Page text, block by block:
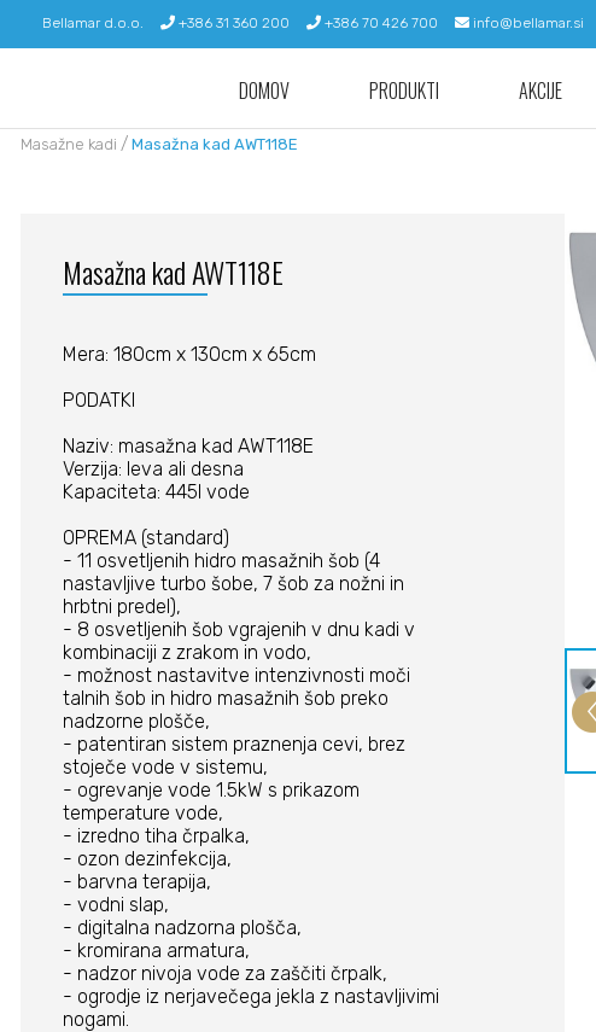
Bellamar d.o.o. +386 31 360 200 +386 70 426 700 info@bellamar.si
DOMOV PRODUKTI AKCIJE
Masažne kadi / Masažna kad AWT118E
Masažna kad AWT118E
Mera: 180cm x 130cm x 65cm
PODATKI
Naziv: masažna kad AWT118E
Verzija: leva ali desna
Kapaciteta: 445l vode
OPREMA (standard)
- 11 osvetljenih hidro masažnih šob (4
nastavljive turbo šobe, 7 šob za nožni in
hrbtni predel),
- 8 osvetljenih šob vgrajenih v dnu kadi v
kombinaciji z zrakom in vodo,
- možnost nastavitve intenzivnosti moči
talnih šob in hidro masažnih šob preko
nadzorne plošče,
- patentiran sistem praznenja cevi, brez
stoječe vode v sistemu,
- ogrevanje vode 1.5kW s prikazom
temperature vode,
- izredno tiha črpalka,
- ozon dezinfekcija,
- barvna terapija,
- vodni slap,
- digitalna nadzorna plošča,
- kromirana armatura,
- nadzor nivoja vode za zaščiti črpalk,
- ogrodje iz nerjavečega jekla z nastavljivimi
nogami.